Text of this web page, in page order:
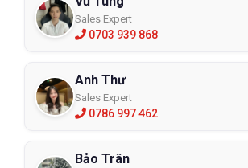
Sales Expert
0703 939 868
Anh Thư
Sales Expert
0786 997 462
Bảo Trân